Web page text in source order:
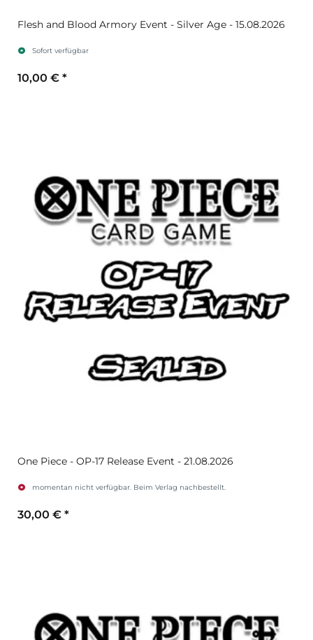
Flesh and Blood Armory Event - Silver Age - 15.08.2026
Sofort verfügbar
10,00 € *
One Piece - OP-17 Release Event - 21.08.2026
momentan nicht verfügbar. Beim Verlag nachbestellt.
30,00 € *